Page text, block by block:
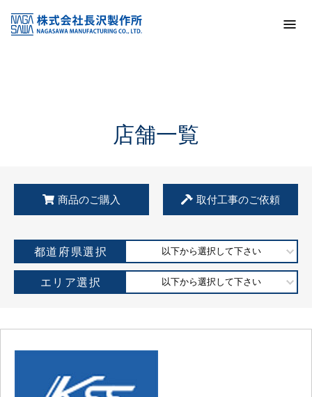
KSS加盟店・取扱店情報
店舗一覧
店舗一覧
商品のご購入 取付工事のご依頼
都道府県選択 以下から選択して下さい
エリア選択 以下から選択して下さい